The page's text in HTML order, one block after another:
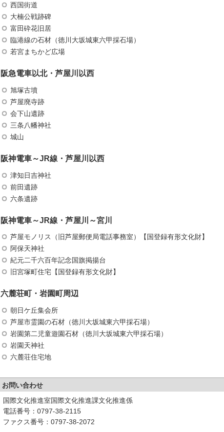
西国街道
大楠公戦跡碑
富田砕花旧居
臨港線の石材（徳川大坂城東六甲採石場）
若宮まちかど広場
阪急電車以北・芦屋川以西
旭塚古墳
芦屋廃寺跡
会下山遺跡
三条八幡神社
城山
阪神電車～JR線・芦屋川以西
津知日吉神社
前田遺跡
六条遺跡
阪神電車～JR線・芦屋川～宮川
芦屋モノリス（旧芦屋郵便局電話事務室）【国登録有形文化財】
阿保天神社
紀元二千六百年記念国旗掲揚台
旧宮塚町住宅【国登録有形文化財】
六麓荘町・岩園町周辺
朝日ケ丘集会所
芦屋市霊園の石材（徳川大坂城東六甲採石場）
岩園第二児童遊園石材（徳川大坂城東六甲採石場）
岩園天神社
六麓荘住宅地
お問い合わせ
国際文化推進室国際文化推進課文化推進係
電話番号：0797-38-2115
ファクス番号：0797-38-2072